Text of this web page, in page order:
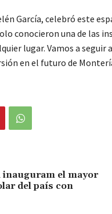
García, celebró este
conocieron una de
lugar. Vamos a seguir
en el futuro de
inauguram el mayor
del país con